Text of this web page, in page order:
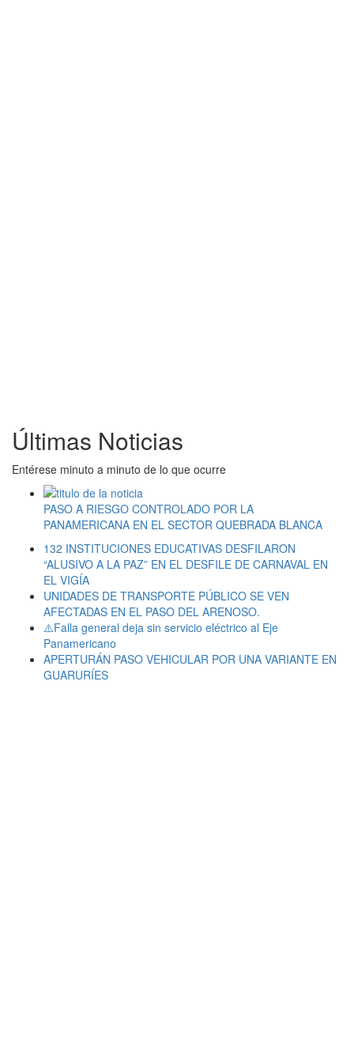
Últimas Noticias
Entérese minuto a minuto de lo que ocurre
PASO A RIESGO CONTROLADO POR LA
PANAMERICANA EN EL SECTOR QUEBRADA BLANCA
132 INSTITUCIONES EDUCATIVAS DESFILARON
“ALUSIVO A LA PAZ” EN EL DESFILE DE CARNAVAL EN
EL VIGÍA
UNIDADES DE TRANSPORTE PÚBLICO SE VEN
AFECTADAS EN EL PASO DEL ARENOSO.
⚠️Falla general deja sin servicio eléctrico al Eje
Panamericano
APERTURÁN PASO VEHICULAR POR UNA VARIANTE EN
GUARURÍES